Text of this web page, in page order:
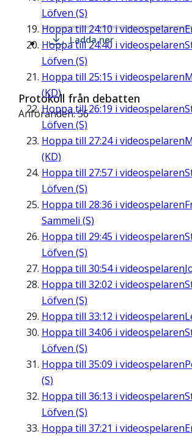
Löfven (S)
Hoppa till24:10i videospelaren
Hoppa till24:40 i videospelaren
Löfven (S)
Hoppa till 25:15 i videospelaren
(KD)
Hoppa till26:19 i videospelaren
Löfven (S)
Hoppa till 27:24i videospelaren
(KD)
Hoppa till 27:57 i videospelaren
Löfven (S)
Hoppa till 28:36 i videospelaren
Sammeli (S)
Hoppa till 29:45 i videospelaren
Löfven (S)
Hoppa till 30:54i videospelaren
Hoppa till 32:02 i videospelaren
Löfven (S)
Hoppa till 33:12 i videospelaren
Hoppa till 34:06 i videospelaren
Löfven (S)
Hoppa till 35:09 i videospelaren
(S)
Hoppa till 36:13 i videospelaren
Löfven (S)
Hoppa till 37:21 i videospelaren
Ladda ner
Protokoll från debatten
Anföranden: 56